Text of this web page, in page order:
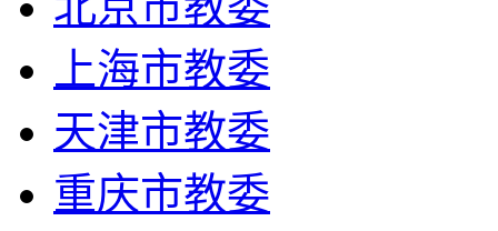
上海市教委
天津市教委
重庆市教委